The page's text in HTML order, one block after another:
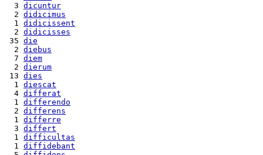
  3
dicuntur
  2
didicimus
  1
didicissent
  2
didicisses
35 die
  2
diebus
  7
diem
  2
dierum
13 dies
  1
diescat
  4
differat
  1
differendo
  2
differens
  1
differre
  3
differt
  1
difficultas
  1
diffidebant